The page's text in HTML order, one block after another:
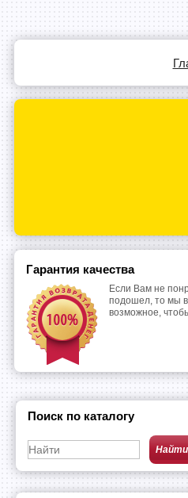
Гарантия качества
Если Вам не
подошел, то мы
возможное,
Поиск по каталогу